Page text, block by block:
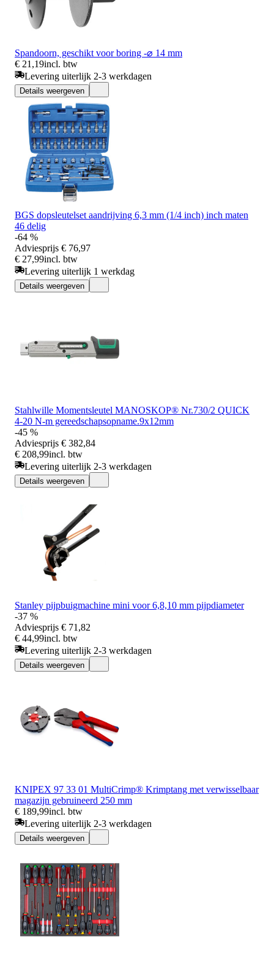
Spandoorn, geschikt voor boring -⌀ 14 mm
€ 21,19incl. btw
Levering uiterlijk 2-3 werkdagen
Details weergeven
BGS dopsleutelset aandrijving 6,3 mm (1/4 inch) inch maten
46 delig
-64 %
Adviesprijs € 76,97
€ 27,99incl. btw
Levering uiterlijk 1 werkdag
Details weergeven
Stahlwille Momentsleutel MANOSKOP® Nr.730/2 QUICK
4-20 N-m gereedschapsopname.9x12mm
-45 %
Adviesprijs € 382,84
€ 208,99incl. btw
Levering uiterlijk 2-3 werkdagen
Details weergeven
Stanley pijpbuigmachine mini voor 6,8,10 mm pijpdiameter
-37 %
Adviesprijs € 71,82
€ 44,99incl. btw
Levering uiterlijk 2-3 werkdagen
Details weergeven
KNIPEX 97 33 01 MultiCrimp® Krimptang met verwisselbaar
magazijn gebruineerd 250 mm
€ 189,99incl. btw
Levering uiterlijk 2-3 werkdagen
Details weergeven